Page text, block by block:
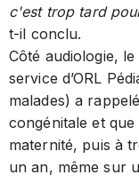
c'est trop tard
t-il conclu.
Côté audiologie, le
service d’ORL
malades) a
congénitale et
maternité, puis à
un an, même sur